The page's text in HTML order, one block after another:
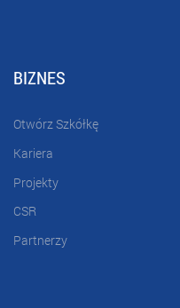
BIZNES
Otwórz Szkółkę
Kariera
Projekty
CSR
Partnerzy